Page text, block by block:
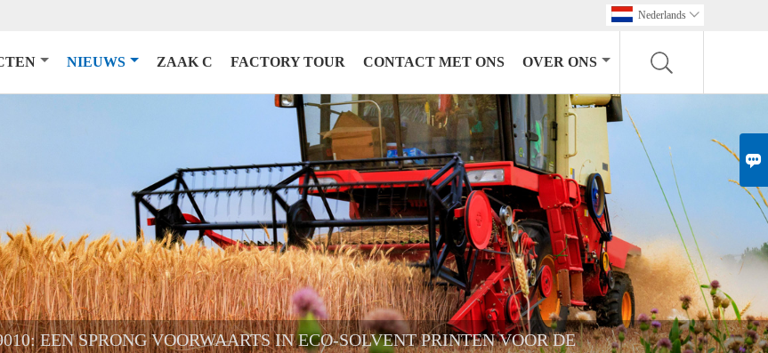

Nederlands 
NIEUWS ZAAK C FACTORY TOUR CONTACT MET ONS OVER ONS
EEN SPRONG VOORWAARTS IN ECO-SOLVENT PRINTEN VOOR DE